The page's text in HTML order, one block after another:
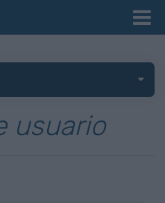
usuario